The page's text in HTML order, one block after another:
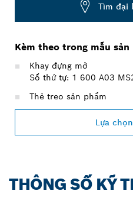
Tìm đại
Kèm theo trong mẫu sản
Khay đựng mở
Số thứ tự: 1 600 A03
Thẻ treo sản phẩm
Lựa
THÔNG SỐ KỸ